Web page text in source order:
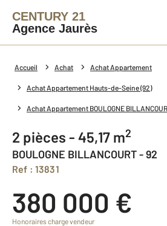
CENTURY 21
Agence Jaurès
Accueil Achat Achat Appartement
Achat Appartement Hauts-de-Seine (92)
Achat Appartement BOULOGNE
2 pièces - 45,17 m2
BOULOGNE BILLANCOURT - 92
Ref : 13831
380 000 €
Honoraires charge vendeur